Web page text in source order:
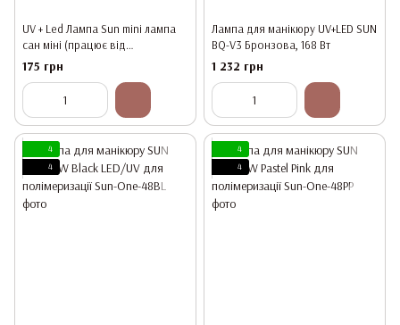
UV + Led Лампа Sun mini лампа
сан міні (працює від
повербанку)
175 грн
Лампа для манікюру UV+LED SUN
BQ-V3 Бронзова, 168 Вт
1 232 грн
4
4
4
4